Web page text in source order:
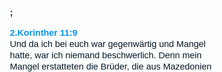
;
2.Korinther 11:9
Und da ich bei euch war gegenwärtig und Mangel
hatte, war ich niemand beschwerlich. Denn mein
Mangel erstatteten die Brüder, die aus Mazedonien